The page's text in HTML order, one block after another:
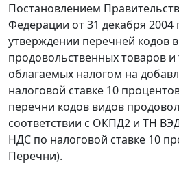
Постановлением
Федерации от 31 декабря 2004
утверждении перечней кодов
продовольственных товаров и
облагаемых налогом на
налоговой ставке 10
перечни кодов видов
соответствии с ОКПД2 и ТН
НДС по налоговой ставке 10
Перечни).